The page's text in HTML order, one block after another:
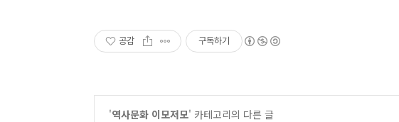
공감 구독하기
'역사문화 이모저모' 카테고리의 다른 글